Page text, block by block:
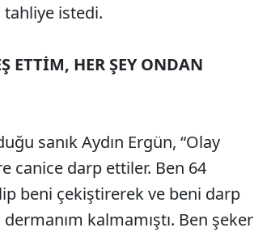
tahliye istedi.
ETTİM, HER ŞEY ONDAN
sanık Aydın Ergün, “Olay
canice darp ettiler. Ben 64
beni çekiştirerek ve beni darp
kalmamıştı. Ben şeker